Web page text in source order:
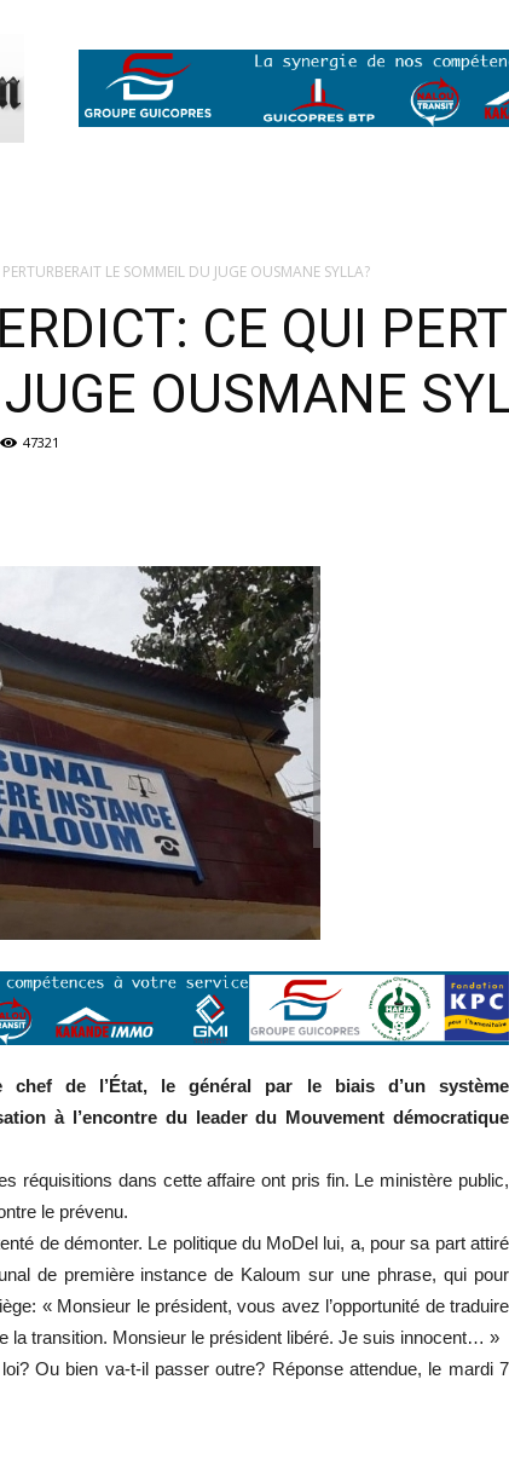
LE SOMMEIL DU JUGE OUSMANE SYLLA?
CE QUI
OUSMANE
47321
chef de l’État, le général par le biais d’un système
à l’encontre du leader du Mouvement démocratique
réquisitions dans cette affaire ont pris fin. Le ministère public,
le prévenu.
de démonter. Le politique du MoDel lui, a, pour sa part attiré
de première instance de Kaloum sur une phrase, qui pour
« Monsieur le président, vous avez l’opportunité de traduire
la transition. Monsieur le président libéré. Je suis innocent… »
Ou bien va-t-il passer outre? Réponse attendue, le mardi 7